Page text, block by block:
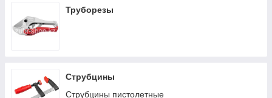
Труборезы
Струбцины
Струбцины пистолетные